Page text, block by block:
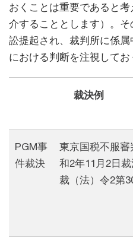
おくことは重要であると
介することとします）。
訟提起され、裁判所に係
における判断を注視してお
裁決例
PGM事
件裁決
東京国税不服審
和2年11月2日
裁（法）令2第